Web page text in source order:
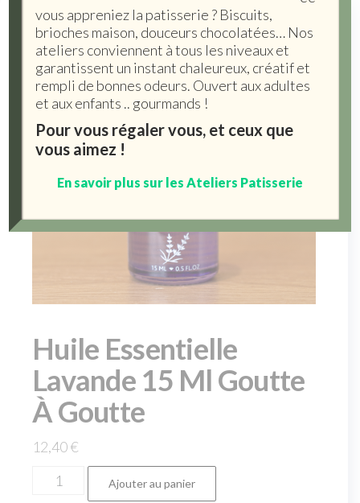
Huile Essentielle
Lavande 15 Ml Goutte
À Goutte
12,40€
Ajouter au panier
vous appreniez la patisserie ? Biscuits,
brioches maison, douceurs chocolatées… Nos
ateliers conviennent à tous les niveaux et
garantissent un instant chaleureux, créatif et
rempli de bonnes odeurs. Ouvert aux adultes
et aux enfants .. gourmands !
Pour vous régaler vous, et ceux que
vous aimez !
En savoir plus sur les Ateliers Patisserie